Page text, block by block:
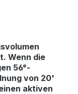
Wenn die
56°-
von 20'
aktiven